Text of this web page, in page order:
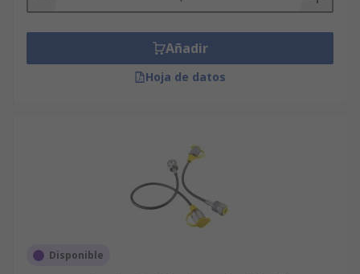
Añadir
Hoja de datos
Disponible